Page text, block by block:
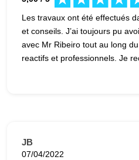
Les travaux ont été effectués
et conseils. J’ai toujours pu
avec Mr Ribeiro tout au long
reactifs et professionnels. Je
JB
07/04/2022